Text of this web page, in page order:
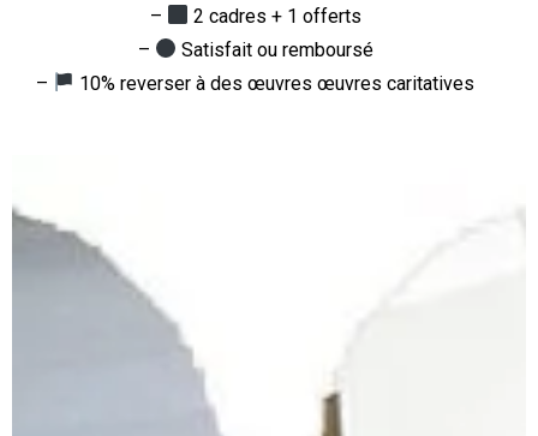
–
2 cadres + 1 offerts
–
Satisfait ou remboursé
–
10% reverser à des œuvres œuvres caritatives